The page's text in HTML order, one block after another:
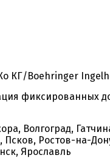
КГ/Boehringer
фиксированных
Волгоград,
Ростов-на-
Ярославль